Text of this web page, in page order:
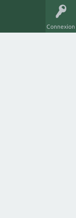
Connexion